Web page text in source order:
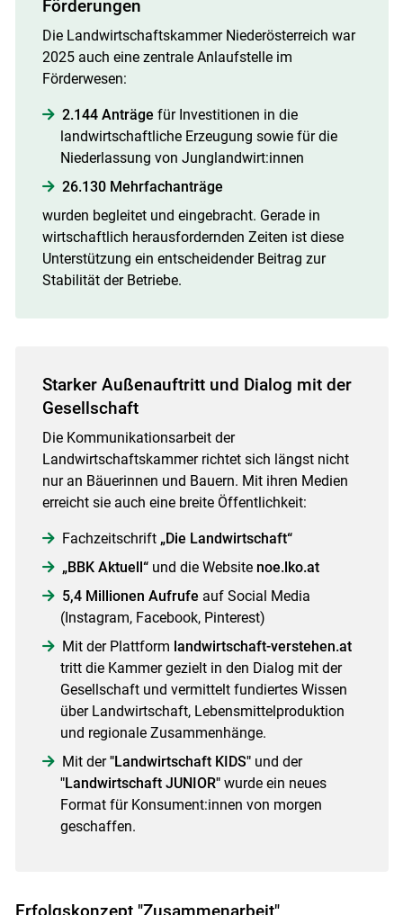
Förderungen
Die Landwirtschaftskammer Niederösterreich war
2025 auch eine zentrale Anlaufstelle im
Förderwesen:
2.144 Anträge für Investitionen in die
landwirtschaftliche Erzeugung sowie für die
Niederlassung von Junglandwirt:innen
26.130 Mehrfachanträge
wurden begleitet und eingebracht. Gerade in
wirtschaftlich herausfordernden Zeiten ist diese
Unterstützung ein entscheidender Beitrag zur
Stabilität der Betriebe.
Starker Außenauftritt und Dialog mit der
Gesellschaft
Die Kommunikationsarbeit der
Landwirtschaftskammer richtet sich längst nicht
nur an Bäuerinnen und Bauern. Mit ihren Medien
erreicht sie auch eine breite Öffentlichkeit:
Fachzeitschrift „Die Landwirtschaft“
„BBK Aktuell“und die Website noe.lko.at
5,4 Millionen Aufrufe auf Social Media
(Instagram, Facebook, Pinterest)
Mit der Plattform landwirtschaft-verstehen.at
tritt die Kammer gezielt in den Dialog mit der
Gesellschaft und vermittelt fundiertes Wissen
über Landwirtschaft, Lebensmittelproduktion
und regionale Zusammenhänge.
Mit der"Landwirtschaft KIDS"und der
"Landwirtschaft JUNIOR"wurde ein neues
Format für Konsument:innen von morgen
geschaffen.
Erfolgskonzept "Zusammenarbeit"